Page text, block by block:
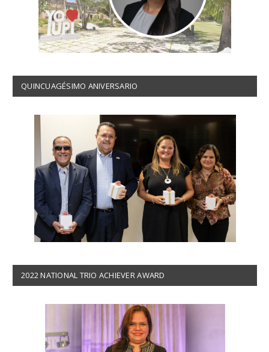
QUINCUAGÉSIMO ANIVERSARIO
2022 NATIONAL TRIO ACHIEVER AWARD